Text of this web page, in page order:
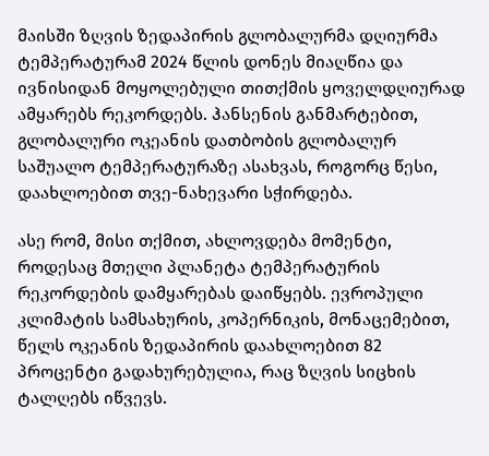
მაისში ზღვის ზედაპირის გლობალურმა დღიურმა
ტემპერატურამ 2024 წლის დონეს მიაღწია და
ივნისიდან მოყოლებული თითქმის ყოველდღიურად
ამყარებს რეკორდებს. ჰანსენის განმარტებით,
გლობალური ოკეანის დათბობის გლობალურ
საშუალო ტემპერატურაზე ასახვას, როგორც წესი,
დაახლოებით თვე-ნახევარი სჭირდება.
ასე რომ, მისი თქმით, ახლოვდება მომენტი,
როდესაც მთელი პლანეტა ტემპერატურის
რეკორდების დამყარებას დაიწყებს. ევროპული
კლიმატის სამსახურის, კოპერნიკის, მონაცემებით,
წელს ოკეანის ზედაპირის დაახლოებით 82
პროცენტი გადახურებულია, რაც ზღვის სიცხის
ტალღებს იწვევს.